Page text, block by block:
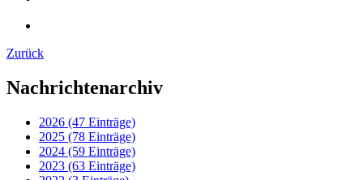
Zurück
Nachrichtenarchiv
2026 (47 Einträge)
2025 (78 Einträge)
2024 (59 Einträge)
2023 (63 Einträge)